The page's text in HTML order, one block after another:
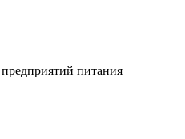
питания